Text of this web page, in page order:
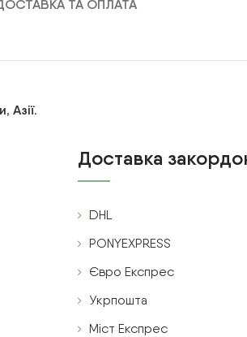
ТА ОПЛАТА
Азії.
Доставка
DHL
PONYEXPRESS
Євро Експрес
Укрпошта
Міст Експрес